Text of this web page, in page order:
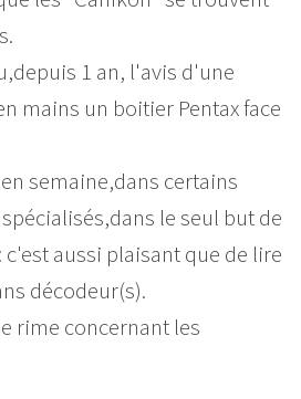
1 an, l'avis d'une
mains un boitier Pentax face
semaine,dans certains
le seul but de
aussi plaisant que de lire
décodeur(s).
rime concernant les